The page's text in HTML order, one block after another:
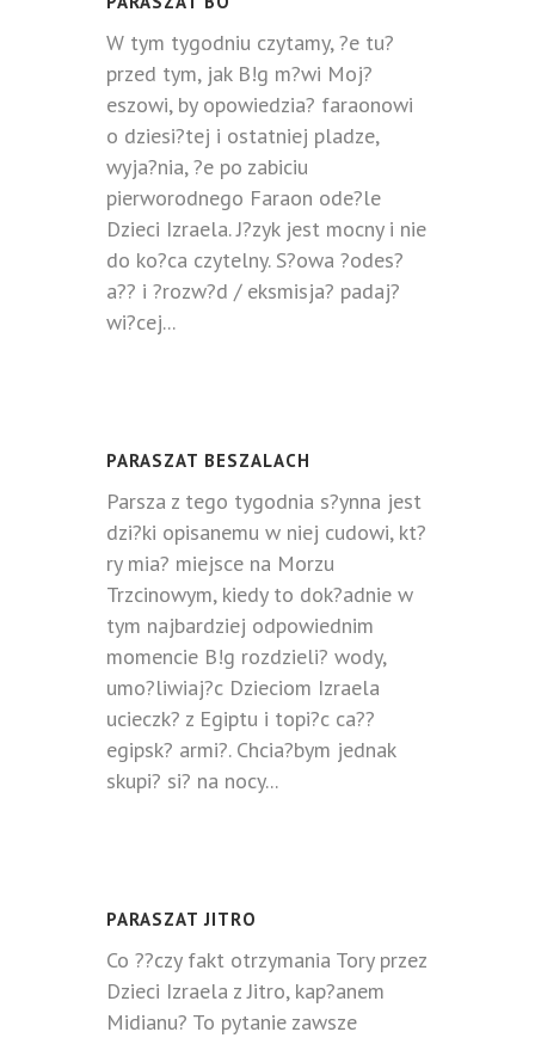
W tym tygodniu czytamy, ?e tu?
przed tym, jak B!g m?wi Moj?
eszowi, by opowiedzia? faraonowi
o dziesi?tej i ostatniej pladze,
wyja?nia, ?e po zabiciu
pierworodnego Faraon ode?le
Dzieci Izraela. J?zyk jest mocny i nie
do ko?ca czytelny. S?owa ?odes?
a?? i ?rozw?d / eksmisja? padaj?
wi?cej...
PARASZAT BESZALACH
Parsza z tego tygodnia s?ynna jest
dzi?ki opisanemu w niej cudowi, kt?
ry mia? miejsce na Morzu
Trzcinowym, kiedy to dok?adnie w
tym najbardziej odpowiednim
momencie B!g rozdzieli? wody,
umo?liwiaj?c Dzieciom Izraela
ucieczk? z Egiptu i topi?c ca??
egipsk? armi?. Chcia?bym jednak
skupi? si? na nocy...
PARASZAT JITRO
Co ??czy fakt otrzymania Tory przez
Dzieci Izraela z Jitro, kap?anem
Midianu? To pytanie zawsze